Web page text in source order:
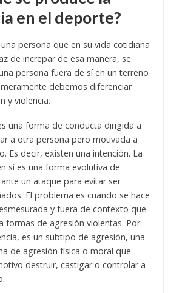
en el deporte?
persona que en su vida cotidiana
de increpar de esa manera, se
persona fuera de sí en un terreno
debemos diferenciar
y violencia.
una forma de conducta dirigida a
a otra persona pero motivada a
Es decir, existen una intención. La
sí es una forma evolutiva de
un ataque para evitar ser
El problema es cuando se hace
y fuera de contexto que
formas de agresión violentas. Por
es un subtipo de agresión, una
de agresión física o moral que
destruir, castigar o controlar a